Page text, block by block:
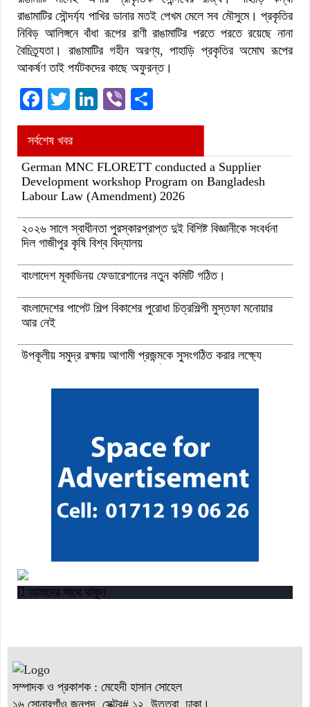
রাঙামাটির সৌন্দর্য্য পাখির ডানার মতই পেখম মেলে সব মৌসুমে। প্রকৃতির
নিবিড় আলিঙ্গনে বাঁধা রূপের রাণী রাঙামাটির পরতে পরতে রয়েছে নানা
বৈচিত্র্যতা। রাঙামাটির গহীন অরণ্য, পাহাড়ি প্রকৃতির অমোঘ রূপের
আকর্ষণ তাই পর্যটকদের কাছে অফুরন্ত।
Facebook
TwitterLinkedIn
Viber
সর্বশেষ খবর
German MNC FLORETT conducted a Supplier
Development workshop Program on Bangladesh
Labour Law (Amendment) 2026
২০২৬ সালে স্বাধীনতা পুরস্কারপ্রাপ্ত দুই বিশিষ্ট বিজ্ঞানীকে সংবর্ধনা
দিল গাজীপুর কৃষি বিশ্ব বিদ্যালয়
বাংলাদেশ মূকাভিনয় ফেডারেশানের নতুন কমিটি গঠিত।
বাংলাদেশের পাপেট শিল্প বিকাশের পুরোধা চিত্রশিল্পী মুস্তফা মনোয়ার
আর নেই
উপকূলীয় সমুদ্র রক্ষায় আগামী প্রজন্মকে সুসংগঠিত করার লক্ষ্যে
আমাদের সাথে থাকুন
সম্পাদক ও প্রকাশক : মেহেদী হাসান সোহেল